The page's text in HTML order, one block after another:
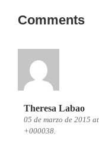
Comments
Theresa Labao
05 de marzo de 2015
+000038.